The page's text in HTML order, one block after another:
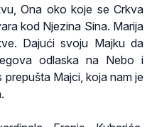
Ona oko koje se Crkva
kod Njezina Sina. Marija
Dajući svoju Majku da
odlaska na Nebo i
Majci, koja nam je